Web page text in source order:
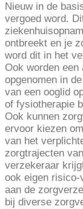
Nieuw in de
vergoed word.
ontbreekt en je
word dit in het
Ook worden een
opgenomen in
van een ooglid
of fysiotherapie
Ook kunnen
ervoor kiezen
van het
zorgtrajecten
verzekeraar
ook eigen risico-
aan de
bij diverse